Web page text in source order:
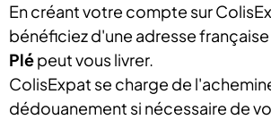
En créant votre compte sur
bénéficiez d'une adresse
Plépeut vous livrer.
ColisExpat se charge de
dédouanement si nécessaire de